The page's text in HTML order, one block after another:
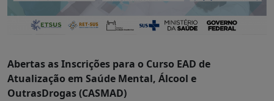
Abertas as Inscrições para o Curso EAD de
Atualização em Saúde Mental, Álcool e
OutrasDrogas (CASMAD)